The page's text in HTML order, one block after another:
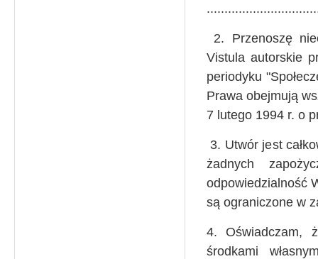
2. Przenoszę
Vistula autorskie
periodyku
Prawa obejmują
7 lutego 1994 r. o
3. Utwór jest
żadnych
odpowiedzialność
są ograniczone w
4. Oświadczam,
środkami